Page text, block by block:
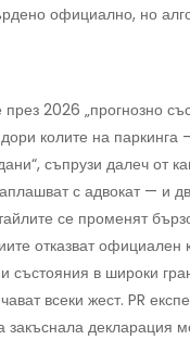
официално, но
2026 „прогнозно
колите на паркинга
съпрузи далеч от
с адвокат — и
се променят
отказват официален
състояния в широки
всеки жест. PR
закъснала декларация